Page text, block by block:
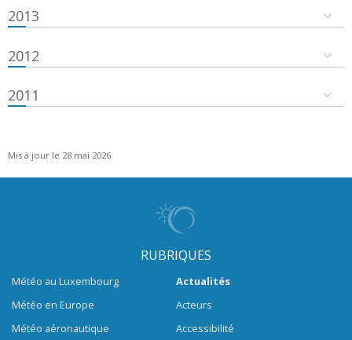
2013
2012
2011
Mis à jour le 28 mai 2026
RUBRIQUES
Météo au Luxembourg
Météo en Europe
Météo aéronautique
Actualités
Acteurs
Accessibilité